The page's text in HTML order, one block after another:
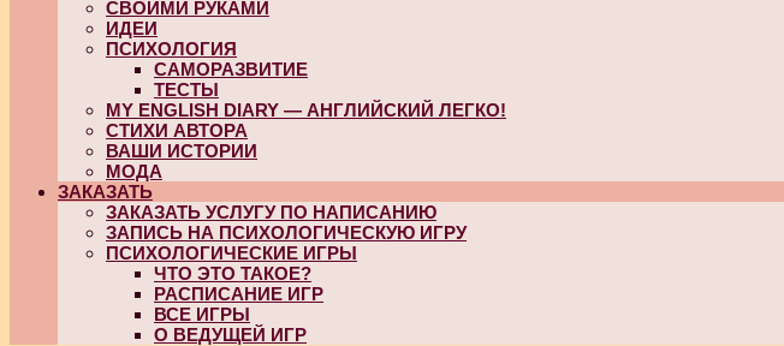
СВОИМИ РУКАМИ
ИДЕИ
ПСИХОЛОГИЯ
САМОРАЗВИТИЕ
ТЕСТЫ
MY ENGLISH DIARY — АНГЛИЙСКИЙ ЛЕГКО!
СТИХИ АВТОРА
ВАШИ ИСТОРИИ
МОДА
ЗАКАЗАТЬ
ЗАКАЗАТЬ УСЛУГУ ПО НАПИСАНИЮ
ЗАПИСЬ НА ПСИХОЛОГИЧЕСКУЮ ИГРУ
ПСИХОЛОГИЧЕСКИЕ ИГРЫ
ЧТО ЭТО ТАКОЕ?
РАСПИСАНИЕ ИГР
ВСЕ ИГРЫ
О ВЕДУЩЕЙ ИГР